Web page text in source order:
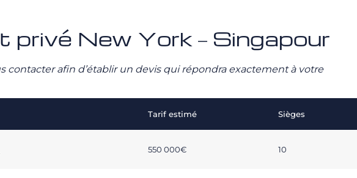
privé New York – Singapour
contacter afin d’établir un devis qui répondra exactement à votre
Tarif estimé Sièges
550 000€ 10